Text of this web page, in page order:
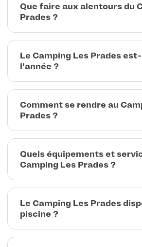
Que faire aux alentours du
Prades ?
Le Camping Les Prades
l'année ?
Comment se rendre au
Prades ?
Quels équipements et
Camping Les Prades ?
Le Camping Les Prades
piscine ?